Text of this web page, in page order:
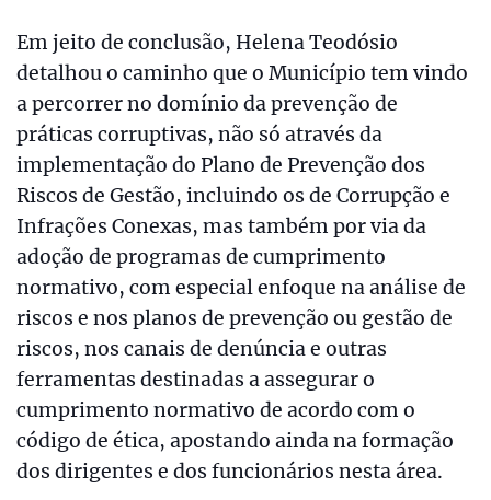
Em jeito de conclusão, Helena Teodósio
detalhou o caminho que o Município tem vindo
a percorrer no domínio da prevenção de
práticas corruptivas, não só através da
implementação do Plano de Prevenção dos
Riscos de Gestão, incluindo os de Corrupção e
Infrações Conexas, mas também por via da
adoção de programas de cumprimento
normativo, com especial enfoque na análise de
riscos e nos planos de prevenção ou gestão de
riscos, nos canais de denúncia e outras
ferramentas destinadas a assegurar o
cumprimento normativo de acordo com o
código de ética, apostando ainda na formação
dos dirigentes e dos funcionários nesta área.